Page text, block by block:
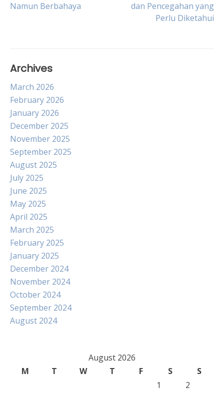
navigation
Namun Berbahaya
dan Pencegahan yang
Perlu Diketahui
Archives
March 2026
February 2026
January 2026
December 2025
November 2025
September 2025
August 2025
July 2025
June 2025
May 2025
April 2025
March 2025
February 2025
January 2025
December 2024
November 2024
October 2024
September 2024
August 2024
August 2026
M
T W T F S
S
1
2